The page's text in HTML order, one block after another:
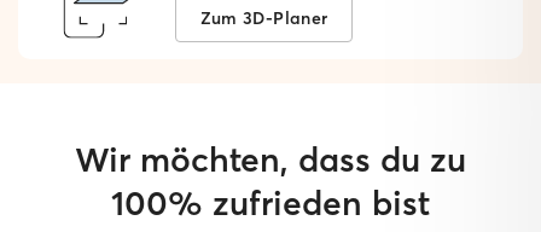
Zum 3D-Planer
Wir möchten, dass du zu
100% zufrieden bist